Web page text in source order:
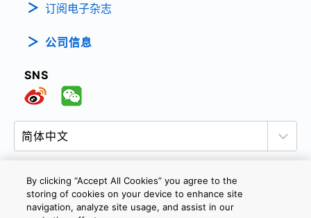
订阅电子杂志
公司信息
SNS
隐私政策 网站使用条款与条件
Cookie设定
By clicking “Accept All Cookies” you agree to the
storing of cookies on your device to enhance site
navigation, analyze site usage, and assist in our